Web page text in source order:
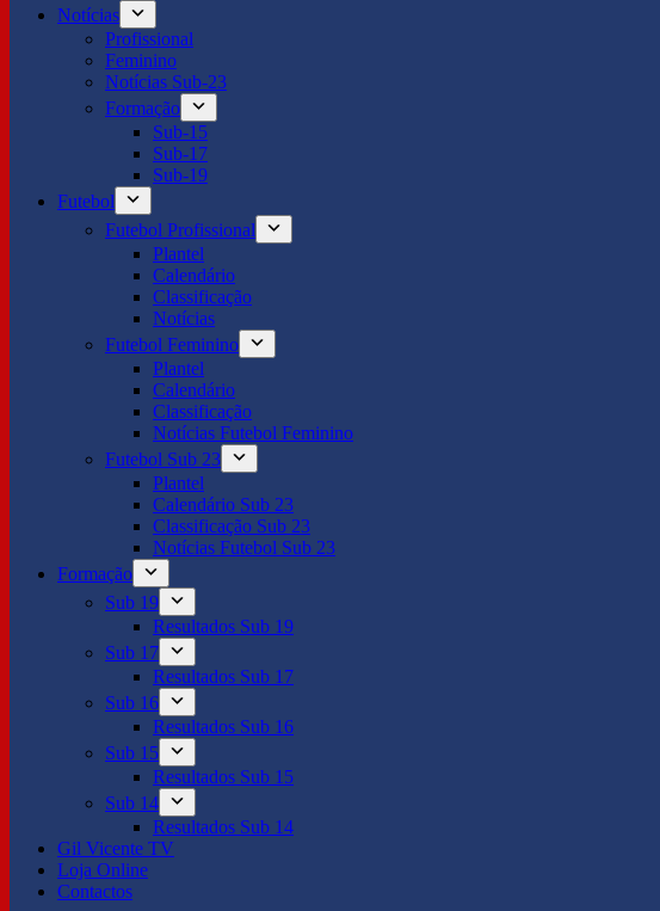
Notícias
Profissional
Feminino
Notícias Sub-23
Formação
Sub-15
Sub-17
Sub-19
Futebol
Futebol Profissional
Plantel
Calendário
Classificação
Notícias
Futebol Feminino
Plantel
Calendário
Classificação
Notícias Futebol Feminino
Futebol Sub 23
Plantel
Calendário Sub 23
Classificação Sub 23
Notícias Futebol Sub 23
Formação
Sub 19
Resultados Sub 19
Sub 17
Resultados Sub 17
Sub 16
Resultados Sub 16
Sub 15
Resultados Sub 15
Sub 14
Resultados Sub 14
Gil Vicente TV
Loja Online
Contactos